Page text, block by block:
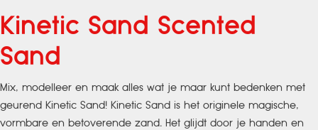
Kinetic Sand Scented
Sand
Mix, modelleer en maak alles wat je maar kunt bedenken met
geurend Kinetic Sand! Kinetic Sand is het originele magische,
vormbare en betoverende zand. Het glijdt door je handen en